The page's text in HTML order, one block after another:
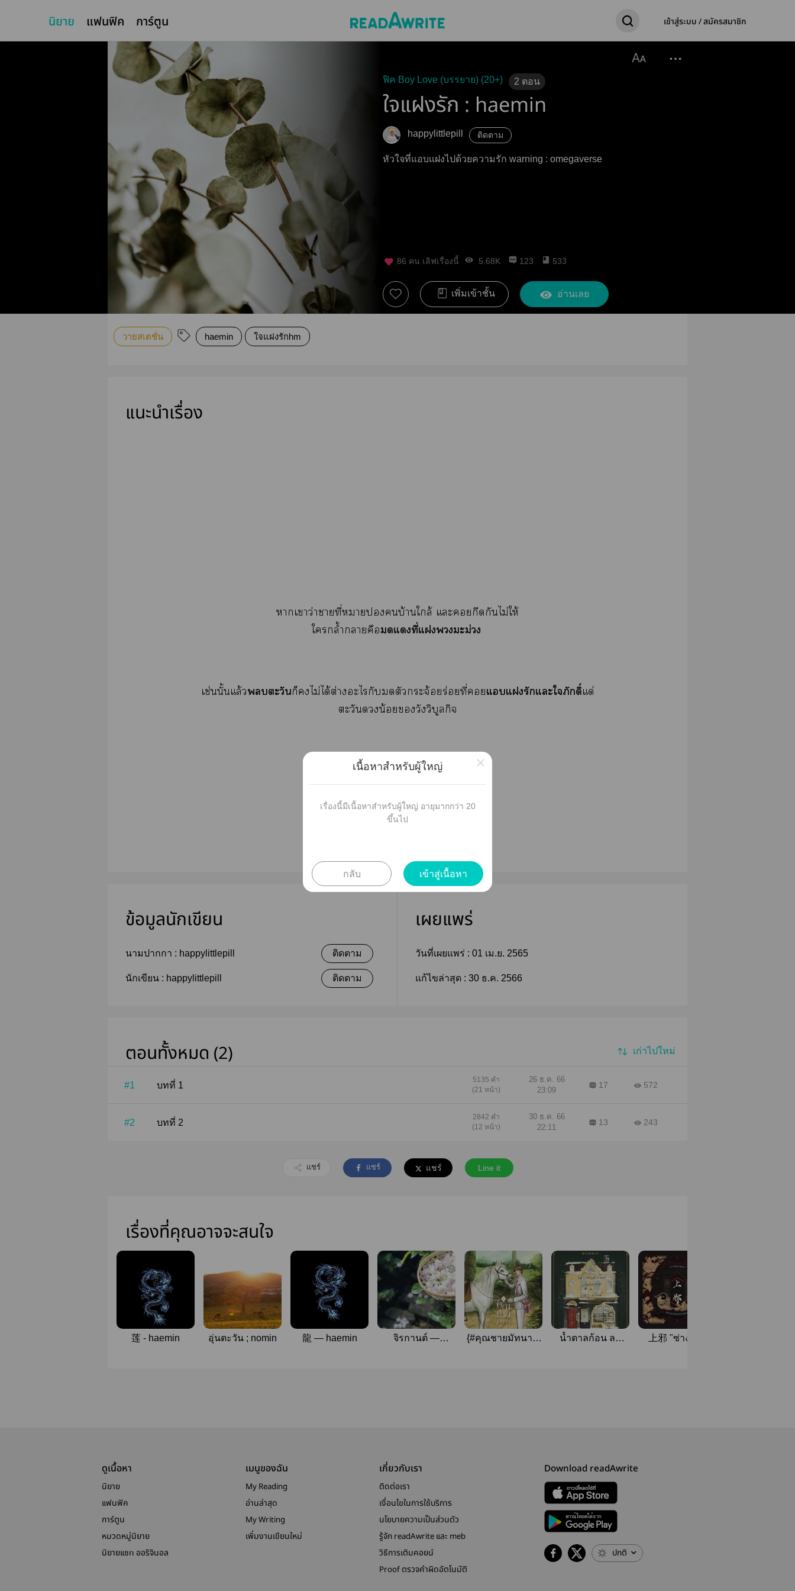
นิยาย แฟนฟิค การ์ตูน เข้าสู่ระบบ / สมัครสมาชิก
ฟิค Boy Love (บรรยาย) (20+) 2 ตอน
ใจแฝงรัก : haemin
happylittlepill ติดตาม
หัวใจที่แอบแฝงไปด้วยความรัก warning : omegaverse
86 คน เลิฟเรื่องนี้ 5.68K 123 533
เพิ่มเข้าชั้น อ่านเลย
วายสเตชั่น haemin ใจแฝงรักhm
แนะนำเรื่อง
าเาว่าาที่หมายบ้านใกล้ แะกีดกันไม่ให้
ใกล้ำาคือแที่แมะม่วง
เช่นนั้นแล้วตะวันก็ไม่ได้ต่างะไกับตัวกระจ้อยร่อยที่แแรักแะใภักดิ์แด่
ตะวันน้อยวังวิบูลกิจ
ข้อมูลนักเขียน
นามปากกา : happylittlepill ติดตาม
นักเขียน : happylittlepill ติดตาม
เผยแพร่
วันที่เผยแพร่ : 01 เม.ย. 2565
แก้ไขล่าสุด : 30 ธ.ค. 2566
ตอนทั้งหมด (2) เก่าไปใหม่
#1 บทที่ 1
5135 คำ
(21 หน้า)
26 ธ.ค. 66
23:09
17 572
#2 บทที่ 2
2842 คำ
(12 หน้า)
30 ธ.ค. 66
22:11
13 243
แชร์ แชร์ แชร์ Line it
เรื่องที่คุณอาจจะสนใจ
莲 - haemin อุ่นตะวัน ; nomin 龍 — haemin
จิรกานต์ —
{#คุณชายมัทนา} -
น้ำตาลก้อน ลม
上邪 "ซ่างเย่" |
ดูเนื้อหา
นิยาย
แฟนฟิค
การ์ตูน
หมวดหมู่นิยาย
นิยายแชท ออริจินอล
เมนูของฉัน
My Reading
อ่านล่าสุด
My Writing
เพิ่มงานเขียนใหม่
เกี่ยวกับเรา
ติดต่อเรา
เงื่อนไขในการใช้บริการ
นโยบายความเป็นส่วนตัว
รู้จัก readAwrite และ meb
วิธีการเติมคอยน์
Proof ตรวจคำผิดอัตโนมัติ
Download readAwrite
ปกติ
เนื้อหาสำหรับผู้ใหญ่
เรื่องนี้มีเนื้อหาสำหรับผู้ใหญ่ อายุมากกว่า 20
ขึ้นไป
กลับ เข้าสู่เนื้อหา
×